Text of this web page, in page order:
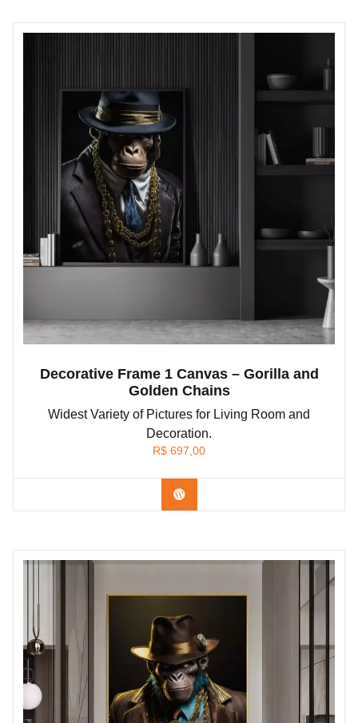
Decorative Frame 1 Canvas – Gorilla and
Golden Chains
Widest Variety of Pictures for Living Room and
Decoration.
R$ 697,00
Confira os modelos